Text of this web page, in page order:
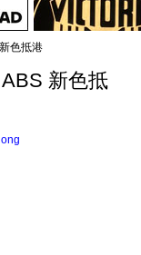
色抵港
新色抵